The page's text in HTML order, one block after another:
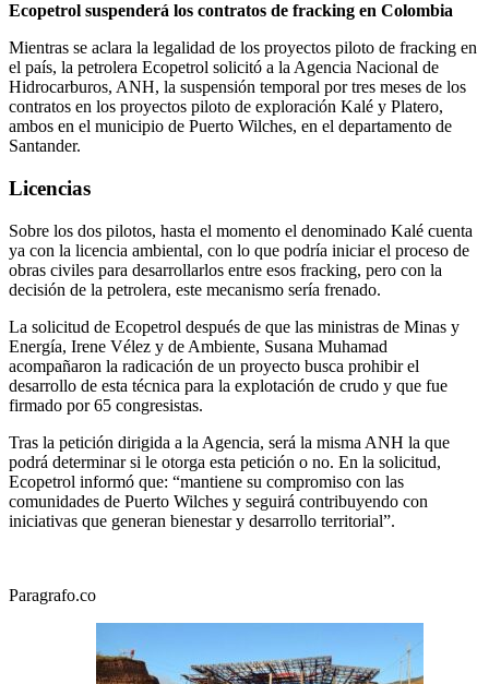
Ecopetrol suspenderá los contratos de fracking en Colombia
Mientras se aclara la legalidad de los proyectos piloto de fracking en
el país, la petrolera Ecopetrol solicitó a la Agencia Nacional de
Hidrocarburos, ANH, la suspensión temporal por tres meses de los
contratos en los proyectos piloto de exploración Kalé y Platero,
ambos en el municipio de Puerto Wilches, en el departamento de
Santander.
Licencias
Sobre los dos pilotos, hasta el momento el denominado Kalé cuenta
ya con la licencia ambiental, con lo que podría iniciar el proceso de
obras civiles para desarrollarlos entre esos fracking, pero con la
decisión de la petrolera, este mecanismo sería frenado.
La solicitud de Ecopetrol después de que las ministras de Minas y
Energía, Irene Vélez y de Ambiente, Susana Muhamad
acompañaron la radicación de un proyecto busca prohibir el
desarrollo de esta técnica para la explotación de crudo y que fue
firmado por 65 congresistas.
Tras la petición dirigida a la Agencia, será la misma ANH la que
podrá determinar si le otorga esta petición o no. En la solicitud,
Ecopetrol informó que: “mantiene su compromiso con las
comunidades de Puerto Wilches y seguirá contribuyendo con
iniciativas que generan bienestar y desarrollo territorial”.
Paragrafo.co